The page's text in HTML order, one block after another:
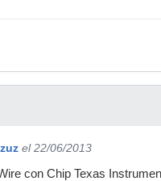
el 22/06/2013
con Chip Texas